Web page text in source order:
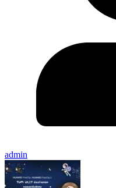
admin